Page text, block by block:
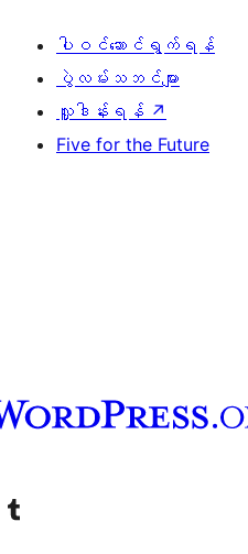
ပါဝင်ဆောင်ရွက်ရန်
ပွဲလမ်းသဘင်များ
လှူဒါန်းရန် ↗
Five for the Future
ကျွန်ုပ်တို့၏ Tumblr အကောင့်သို့ ဝင်ရောက်ကြည့်ရှုရန်